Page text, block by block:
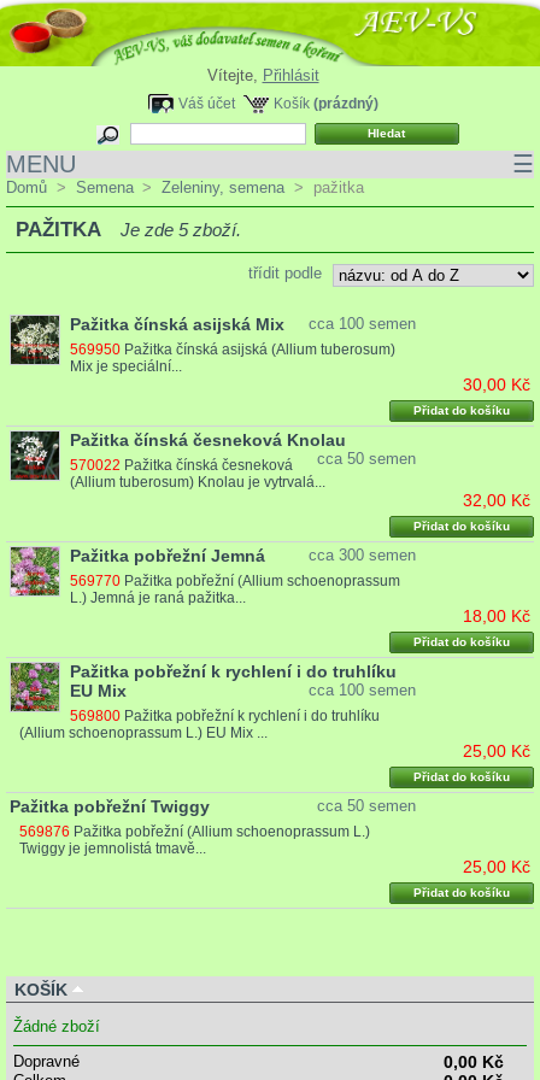
Vítejte, Přihlásit
Košík (prázdný)
Váš účet
MENU ☰
Domů > Semena > Zeleniny, semena > pažitka
PAŽITKA Je zde 5 zboží.
třídit podle
Pažitka čínská asijská Mix cca 100 semen
569950 Pažitka čínská asijská (Allium tuberosum)
Mix je speciální...
30,00 Kč
Přidat do košíku
Pažitka čínská česneková Knolau
cca 50 semen
570022 Pažitka čínská česneková
(Allium tuberosum) Knolau je vytrvalá...
32,00 Kč
Přidat do košíku
Pažitka pobřežní Jemná cca 300 semen
569770 Pažitka pobřežní (Allium schoenoprassum
L.) Jemná je raná pažitka...
18,00 Kč
Přidat do košíku
Pažitka pobřežní k rychlení i do truhlíku
EU Mix
cca 100 semen
569800 Pažitka pobřežní k rychlení i do truhlíku
(Allium schoenoprassum L.) EU Mix ...
25,00 Kč
Přidat do košíku
Pažitka pobřežní Twiggy cca 50 semen
569876 Pažitka pobřežní (Allium schoenoprassum L.)
Twiggy je jemnolistá tmavě...
25,00 Kč
Přidat do košíku
KOŠÍK
Žádné zboží
Dopravné
0,00 Kč